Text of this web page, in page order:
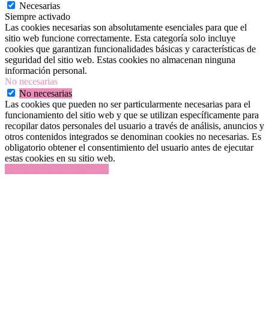
Necesarias
Siempre activado
Las cookies necesarias son absolutamente esenciales para que el
sitio web funcione correctamente. Esta categoría solo incluye
cookies que garantizan funcionalidades básicas y características de
seguridad del sitio web. Estas cookies no almacenan ninguna
información personal.
No necesarias
No necesarias
Las cookies que pueden no ser particularmente necesarias para el
funcionamiento del sitio web y que se utilizan específicamente para
recopilar datos personales del usuario a través de análisis, anuncios y
otros contenidos integrados se denominan cookies no necesarias. Es
obligatorio obtener el consentimiento del usuario antes de ejecutar
estas cookies en su sitio web.